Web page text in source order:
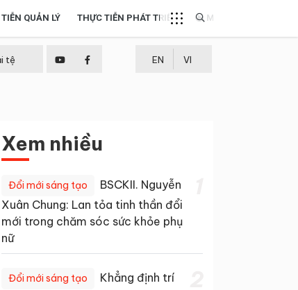
QUẢN LÝ THỰC TIỄN PHÁT TRIỂN MULTIMEDIA
tệ EN VI
Xem nhiều
Đổi mới sáng tạo
BSCKII. Nguyễn
Xuân Chung: Lan tỏa tinh thần đổi
mới trong chăm sóc sức khỏe phụ
nữ
Đổi mới sáng tạo
Khẳng định trí